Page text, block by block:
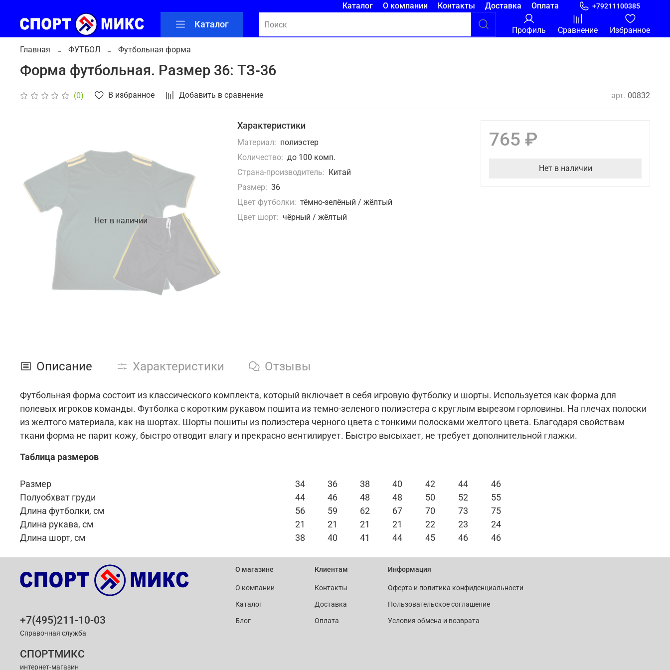
Каталог О компании Контакты Доставка Оплата +79211100385
Каталог
Профиль Сравнение Избранное
Главная ФУТБОЛ Футбольная форма
Форма футбольная. Размер 36: ТЗ-36
(0) В избранное Добавить в сравнение арт. 00832
Нет в наличии
Характеристики
Материал: полиэстер
Количество: до 100 комп.
Страна-производитель: Китай
Размер: 36
Цвет футболки: тёмно-зелёный / жёлтый
Цвет шорт: чёрный / жёлтый
765 ₽
Нет в наличии
Описание Характеристики Отзывы
Футбольная форма состоит из классического комплекта, который включает в себя игровую футболку и шорты. Используется как форма для
полевых игроков команды. Футболка с коротким рукавом пошита из темно-зеленого полиэстера с круглым вырезом горловины. На плечах полоски
из желтого материала, как на шортах. Шорты пошиты из полиэстера черного цвета с тонкими полосками желтого цвета. Благодаря свойствам
ткани форма не парит кожу, быстро отводит влагу и прекрасно вентилирует. Быстро высыхает, не требует дополнительной глажки.
Таблица размеров
Размер 34 36 38 40 42 44
46
Полуобхват груди
44 46 48 48 50 52
55
Длина футболки, см
56 59 62 67 70 73
75
Длина рукава, см
21 21 21 21 22 23
24
Длина шорт, см
38 40 41 44 45 46 46
О магазине
О компании
Каталог
Блог
Клиентам
Контакты
Доставка
Оплата
Информация
Оферта и политика конфиденциальности
Пользовательское соглашение
Условия обмена и возврата
+7(495)211-10-03
Справочная служба
СПОРТМИКС
интернет-магазин